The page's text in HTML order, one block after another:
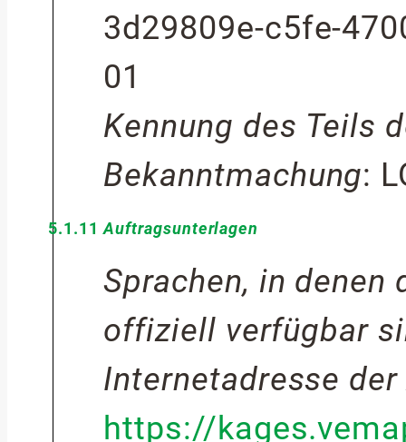
3d29809e-c5fe-
01
Kennung des Teils
Bekanntmachung:
5.1.11Auftragsunterlagen
Sprachen, in
offiziell verfügbar
Internetadresse
https://